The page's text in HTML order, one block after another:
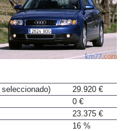
29.920 €
0 €
23.375 €
16 %